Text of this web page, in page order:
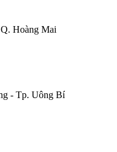
Hoàng Mai
- Tp. Uông Bí